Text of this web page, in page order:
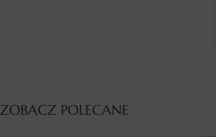
ZOBACZ POLECANE